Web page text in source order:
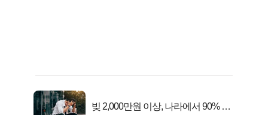
빚 2,000만원 이상, 나라에서 90% 갚